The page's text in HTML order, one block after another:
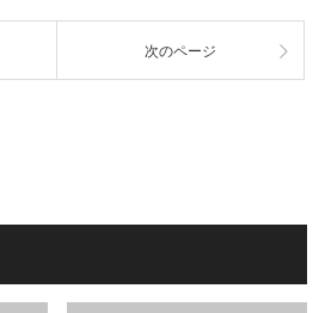
次のページ